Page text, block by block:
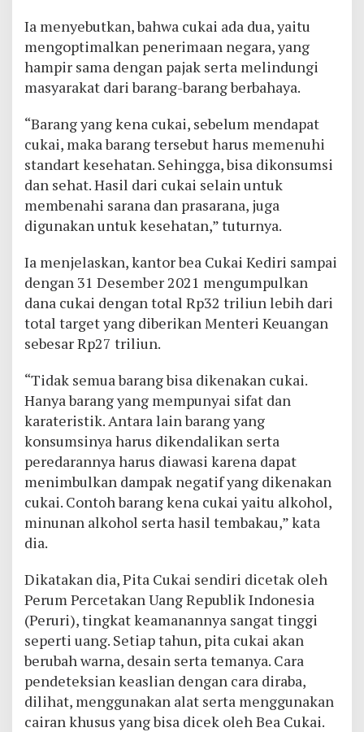
Ia menyebutkan, bahwa cukai ada dua, yaitu
mengoptimalkan penerimaan negara, yang
hampir sama dengan pajak serta melindungi
masyarakat dari barang-barang berbahaya.
“Barang yang kena cukai, sebelum mendapat
cukai, maka barang tersebut harus memenuhi
standart kesehatan. Sehingga, bisa dikonsumsi
dan sehat. Hasil dari cukai selain untuk
membenahi sarana dan prasarana, juga
digunakan untuk kesehatan,” tuturnya.
Ia menjelaskan, kantor bea Cukai Kediri sampai
dengan 31 Desember 2021 mengumpulkan
dana cukai dengan total Rp32 triliun lebih dari
total target yang diberikan Menteri Keuangan
sebesar Rp27 triliun.
“Tidak semua barang bisa dikenakan cukai.
Hanya barang yang mempunyai sifat dan
karateristik. Antara lain barang yang
konsumsinya harus dikendalikan serta
peredarannya harus diawasi karena dapat
menimbulkan dampak negatif yang dikenakan
cukai. Contoh barang kena cukai yaitu alkohol,
minunan alkohol serta hasil tembakau,” kata
dia.
Dikatakan dia, Pita Cukai sendiri dicetak oleh
Perum Percetakan Uang Republik Indonesia
(Peruri), tingkat keamanannya sangat tinggi
seperti uang. Setiap tahun, pita cukai akan
berubah warna, desain serta temanya. Cara
pendeteksian keaslian dengan cara diraba,
dilihat, menggunakan alat serta menggunakan
cairan khusus yang bisa dicek oleh Bea Cukai.